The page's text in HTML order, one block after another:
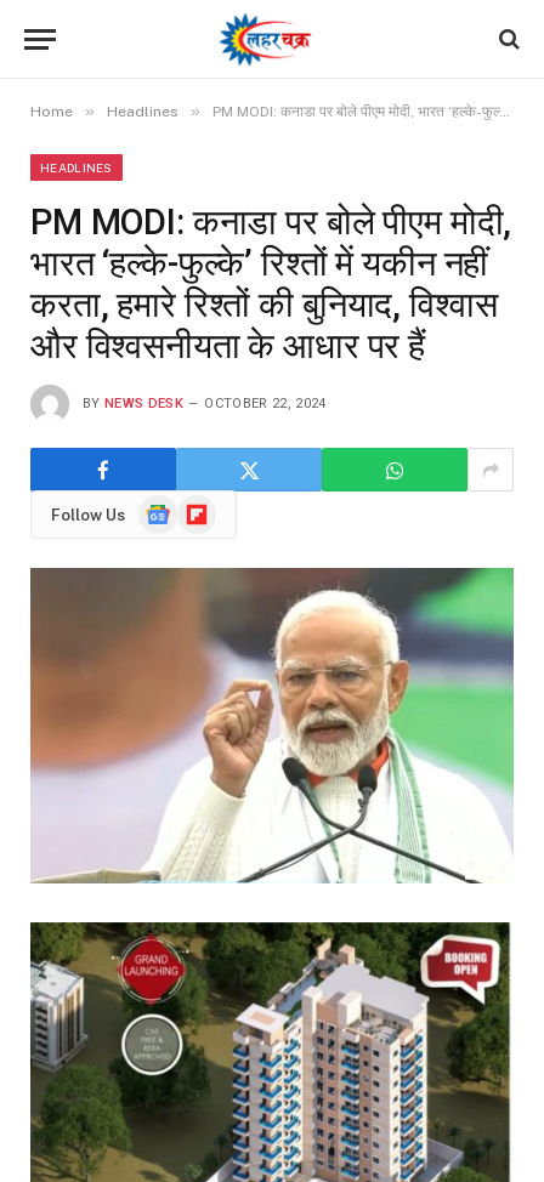
Home » Headlines » PM MODI: कनाडा पर बोले पीएम मोदी, भारत ‘हल्के-फुल्के’ रिश्तों में यकीन नहीं करता, हमारे रिश्तों की बुनियाद, विश्वास और विश्वसनीयता के आधार पर हैं
HEADLINES
PM MODI: कनाडा पर बोले पीएम मोदी,
भारत ‘हल्के-फुल्के’ रिश्तों में यकीन नहीं
करता, हमारे रिश्तों की बुनियाद, विश्वास
और विश्वसनीयता के आधार पर हैं
BY NEWS DESK OCTOBER 22, 2024
Follow Us
GoogleFlipboard